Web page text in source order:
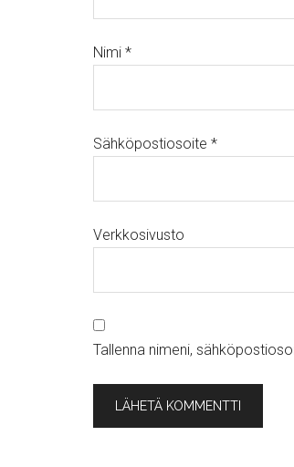
Nimi *
Sähköpostiosoite *
Verkkosivusto
Tallenna nimeni,